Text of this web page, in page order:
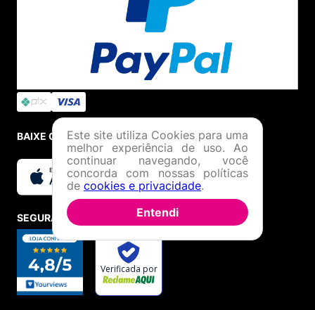
BAIXE O APP
SEGURANÇA E CREDIBILIDADE
Este site utiliza Cookies para uma
melhor experiência de uso. Ao
continuar navegando, você
concorda com nossas políticas
de cookies e privacidade.
Entendi